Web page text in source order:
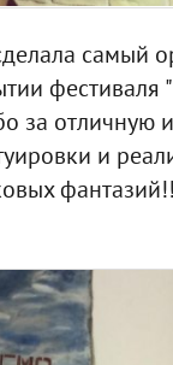
самый
фестиваля
за отличную
и